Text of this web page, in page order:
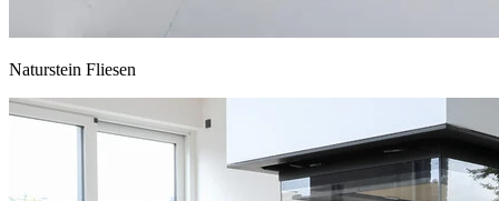
Naturstein Fliesen